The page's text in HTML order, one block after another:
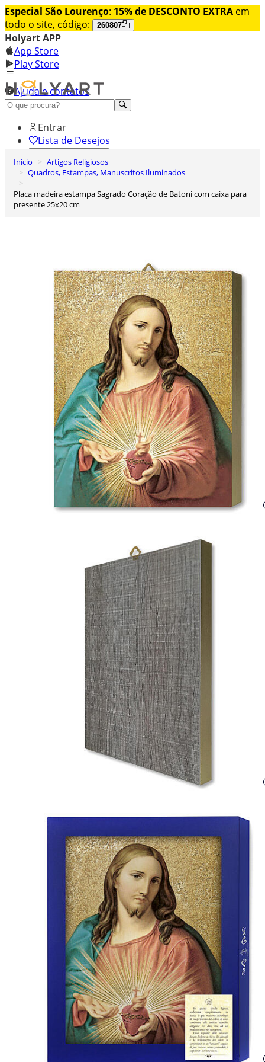
Especial São Lourenço: 15% de DESCONTO EXTRA em
todo o site, código:
260807
Holyart APP
App Store
Play Store
Ajuda e contatos
Conheça premium
Entrar
Lista de Desejos
0
Carrinho de Compras
Inicio
Artigos Religiosos
Quadros, Estampas, Manuscritos Iluminados
Placa madeira estampa Sagrado Coração de Batoni com caixa para
presente 25x20 cm